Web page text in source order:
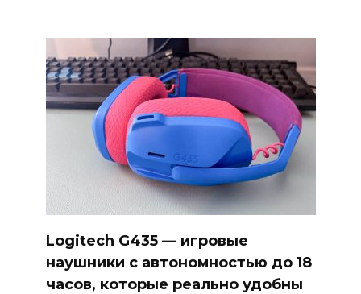
Logitech G435 — игровые
наушники с автономностью до 18
часов, которые реально удобны